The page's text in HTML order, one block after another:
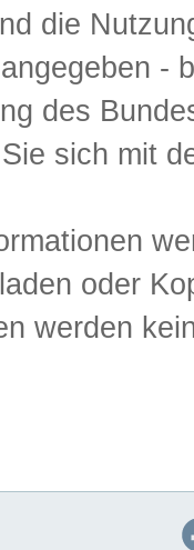
die
-
des
sich mit
oder
werden